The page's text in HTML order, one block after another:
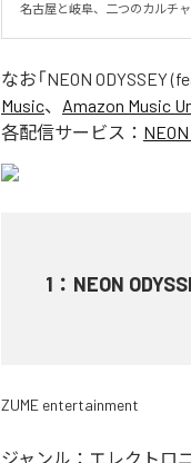
名古屋と岐阜、二つのカルチ
なお「NEON ODYSSEY
Music、 Amazon Music
各配信サービス：
1 ： NEON
ZUME entertainment
ジャンル： エレクトロ